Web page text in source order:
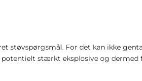
støvspørgsmål. For det kan ikke
stærkt eksplosive og dermed